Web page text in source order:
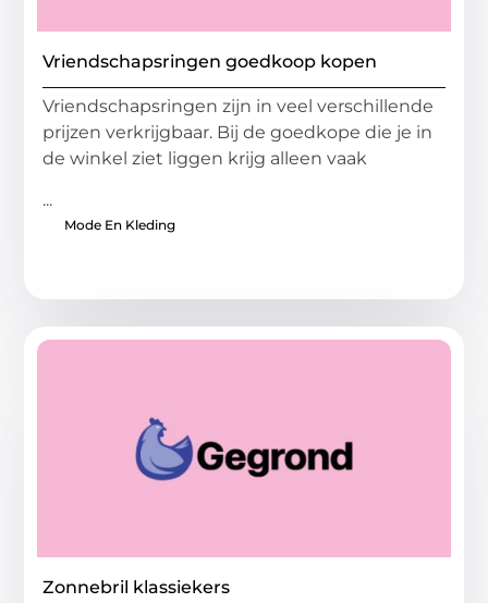
Vriendschapsringen goedkoop kopen
Vriendschapsringen zijn in veel verschillende
prijzen verkrijgbaar. Bij de goedkope die je in
de winkel ziet liggen krijg alleen vaak
...
Mode En Kleding
Zonnebril klassiekers